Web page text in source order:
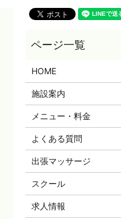
HOME
施設案内
メニュー・料金
よくある質問
出張マッサージ
スクール
求人情報